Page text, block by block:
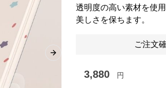
Next slide
透明度の高い素材を使
美しさを保ちます。
ご注文
3,880 円